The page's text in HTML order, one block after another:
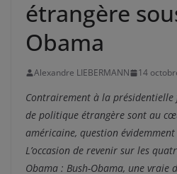
étrangère
Obama
Alexandre LIEBERMANN 14
Contrairement à la présidentielle
de politique étrangère sont au
américaine, question
L’occasion de revenir sur les
Obama : Bush-Obama, une vraie